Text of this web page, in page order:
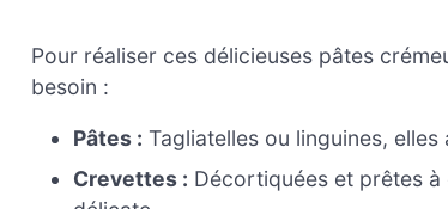
Pour réaliser ces délicieuses pâtes
besoin :
Pâtes : Tagliatelles ou linguines,
Crevettes : Décortiquées et prêtes